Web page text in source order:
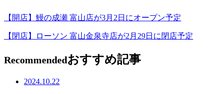
【開店】鰻の成瀬 富山店が3月2日にオープン予定
【閉店】ローソン 富山金泉寺店が2月29日に閉店予定
Recommendedおすすめ記事
2024.10.22